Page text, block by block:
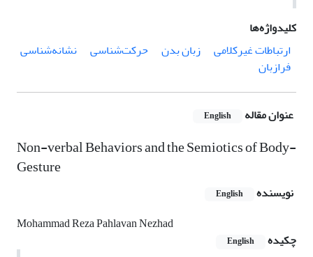
کلیدواژه‌ها
ارتباطات غیرکلامی
زبان بدن حرکت‌شناسی
نشانه‌شناسی
فرازبان
عنوان مقاله English
Non-verbal Behaviors and the Semiotics of Body-
Gesture
نویسنده English
Mohammad Reza Pahlavan Nezhad
چکیده
English